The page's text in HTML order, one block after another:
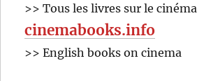
>> Tous les livres sur le cinéma
cinemabooks.info
>> English books on cinema